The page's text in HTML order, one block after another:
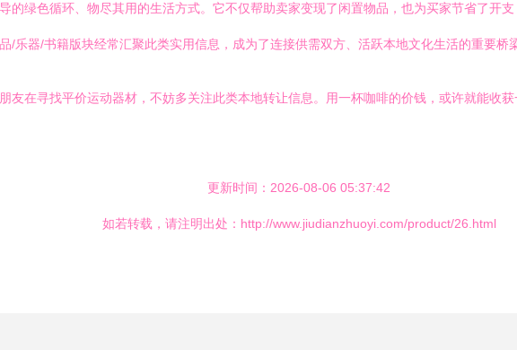
的绿色循环、物尽其用的生活方式。它不仅帮助卖家变现了闲置物品，也为买家节省了开
/乐器/书籍版块经常汇聚此类实用信息，成为了连接供需双方、活跃本地文化生活的重要桥梁
友在寻找平价运动器材，不妨多关注此类本地转让信息。用一杯咖啡的价钱，或许就能收
更新时间：2026-08-06 05:37:42
如若转载，请注明出处：http://www.jiudianzhuoyi.com/product/26.html